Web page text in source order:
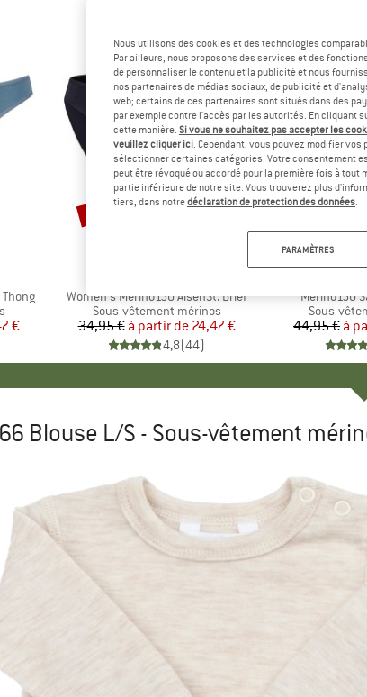
€
Article
Women's Merino150 AlsenSt. Brief
Product group
Sous-vêtement mérinos
Prix
34,95 € Prix réduit
à partir de 24,47 €
4,8(44)
Remise
Jusqu'à -30 %
Article
Merino150
Product
Sous-
44,95 € à
Remise
Jusqu'à -
Blouse L/S - Sous-vêtement
Nous utilisons des cookies et des technologies
Par ailleurs, nous proposons des services et des
de personnaliser le contenu et la publicité et nous
nos partenaires de médias sociaux, de publicité et
web; certains de ces partenaires sont situés dans des
par exemple contre l'accès par les autorités. En cliquant
cette manière. Si vous ne souhaitez pas accepter les
veuillez cliquer ici. Cependant, vous pouvez modifier
sélectionner certaines catégories. Votre consentement
peut être révoqué ou accordé pour la première fois à tout
partie inférieure de notre site. Vous trouverez plus
tiers, dans notredéclaration de protection des données.
PARAMÈTRES